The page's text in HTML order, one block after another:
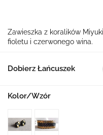
Zawieszka z koralików
fioletu i czerwonego wina.
Dobierz Łańcuszek
Kolor/Wzór